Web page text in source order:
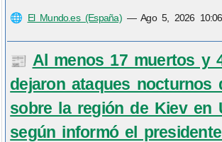
🌐 El Mundo.es (España)—Ago 5, 2026 10:06
📰 Al menos 17 muertos y
dejaron ataques nocturnos
sobre la región de Kiev en
según informó el